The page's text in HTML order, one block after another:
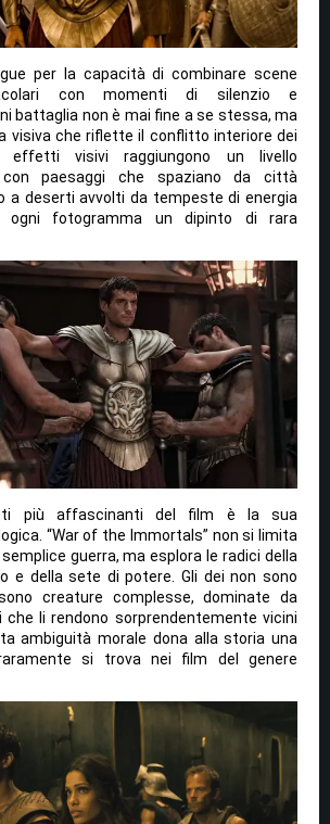
per la capacità di combinare scene
con momenti di silenzio e
battaglia non è mai fine a se stessa, ma
visiva che riflette il conflitto interiore dei
effetti visivi raggiungono un livello
con paesaggi che spaziano da città
a deserti avvolti da tempeste di energia
ogni fotogramma un dipinto di rara
più affascinanti del film è la sua
“War of the Immortals” non si limita
guerra, ma esplora le radici della
e della sete di potere. Gli dei non sono
creature complesse, dominate da
che li rendono sorprendentemente vicini
ambiguità morale dona alla storia una
si trova nei film del genere